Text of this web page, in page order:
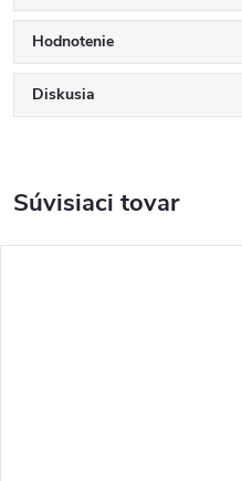
Hodnotenie
Diskusia
Súvisiaci tovar